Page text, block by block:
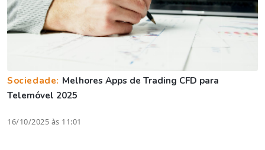
Sociedade: Melhores Apps de Trading CFD para
Telemóvel 2025
16/10/2025 às 11:01